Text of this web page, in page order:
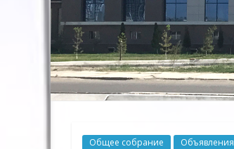
Общее собрание Объявления